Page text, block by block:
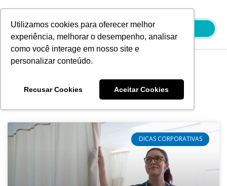
Utilizamos cookies para oferecer melhor
experiência, melhorar o desempenho, analisar
como você interage em nosso site e
personalizar conteúdo.
Recusar Cookies Aceitar Cookies
conteúdo
Blog
DICAS CORPORATIVAS